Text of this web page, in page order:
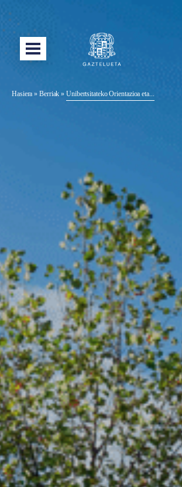
Hasiera »Berriak »Unibertsitateko Orientazioa eta...